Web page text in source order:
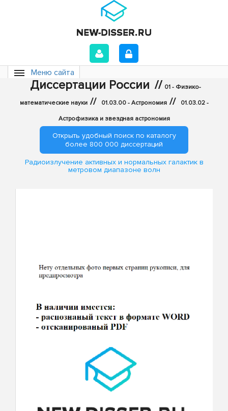
Меню сайта
Диссертации России // 01 - Физико-
математические науки // 01.03.00 - Астрономия // 01.03.02 -
Астрофизика и звездная астрономия
Открыть удобный поиск по каталогу
более 800 000 диссертаций
Радиоизлучение активных и нормальных галактик в
метровом диапазоне волн